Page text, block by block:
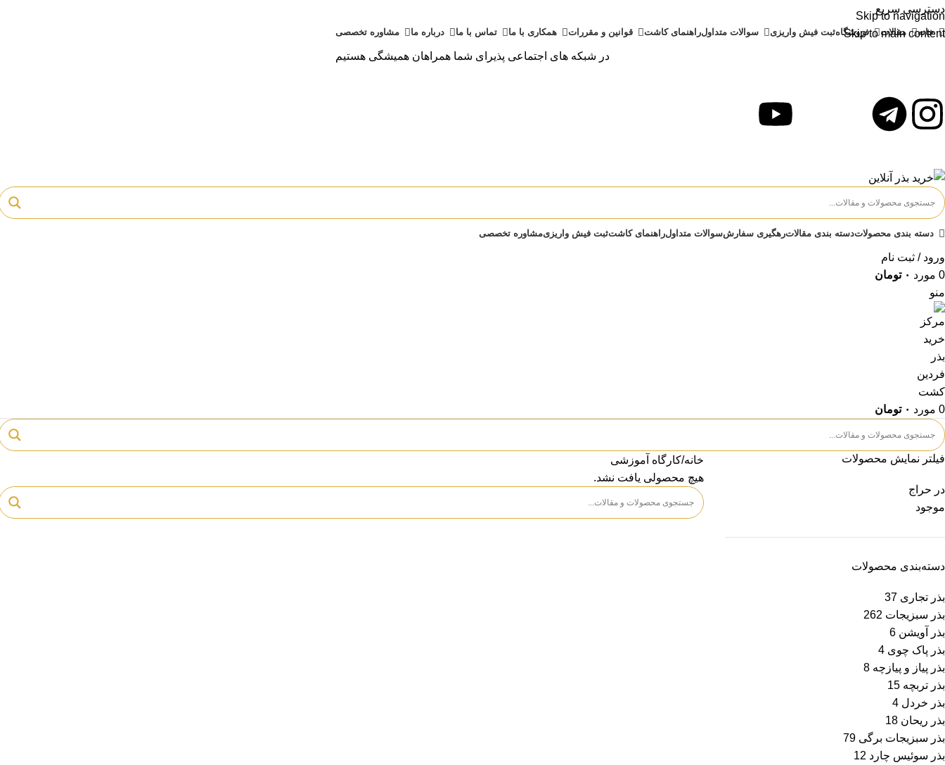
Skip to navigation
Skip to main content
دسترسی سریع
خانه مقالات فروشگاهثبت فیش واریزی سوالات متداولراهنمای کاشت قوانین و مقررات همکاری با ما تماس با ما درباره ما مشاوره تخصصی
در شبکه های اجتماعی پذیرای شما همراهان همیشگی هستیم
دسته بندی محصولاتدسته بندی مقالاترهگیری سفارشسوالات متداولراهنمای کاشتثبت فیش واریزیمشاوره تخصصی
ورود / ثبت نام
0 مورد ۰ تومان
منو
0 مورد ۰ تومان
فیلتر نمایش محصولات
در حراج
موجود
دسته‌بندی محصولات
بذر تجاری 37
بذر سبزیجات 262
بذر آویشن 6
بذر پاک چوی 4
بذر پیاز و پیازچه 8
بذر تربچه 15
بذر خردل 4
بذر ریحان 18
بذر سبزیجات برگی 79
بذر سوئیس چارد 12
خانه کارگاه آموزشی
هیچ محصولی یافت نشد.